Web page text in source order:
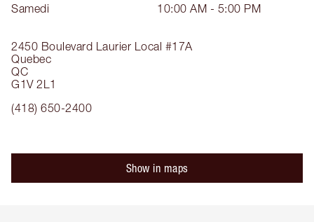
2450 Boulevard Laurier Local #17A
Quebec
QC
G1V 2L1
(418) 650-2400
Samedi
10:00 AM - 5:00 PM
Show in maps